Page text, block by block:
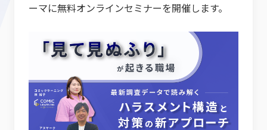
ーマに無料オンラインセミナーを開催します。